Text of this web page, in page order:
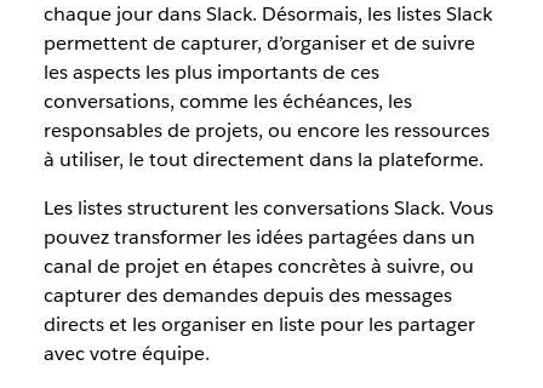
chaque jour dans Slack. Désormais, les listes Slack
permettent de capturer, d’organiser et de suivre
les aspects les plus importants de ces
conversations, comme les échéances, les
responsables de projets, ou encore les ressources
à utiliser, le tout directement dans la plateforme.
Les listes structurent les conversations Slack. Vous
pouvez transformer les idées partagées dans un
canal de projet en étapes concrètes à suivre, ou
capturer des demandes depuis des messages
directs et les organiser en liste pour les partager
avec votre équipe.